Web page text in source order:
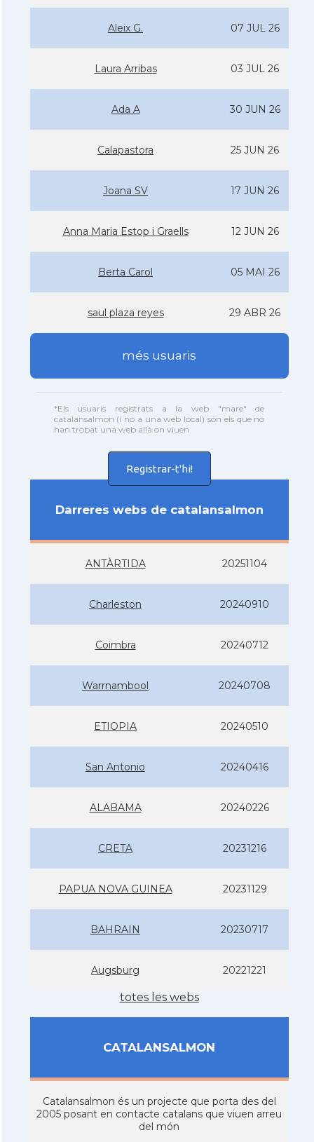
Aleix G. 07 JUL 26
Laura Arribas 03 JUL 26
Ada A 30 JUN 26
Calapastora 25 JUN 26
Joana SV 17 JUN 26
Anna Maria Estop i Graells 12 JUN 26
Berta Carol 05 MAI 26
saul plaza reyes 29 ABR 26
més usuaris
*Els usuaris registrats a la web "mare" de
catalansalmon (i no a una web local) són els que no
han trobat una web allà on viuen
Registrar-t'hi!
Darreres webs de catalansalmon
ANTÀRTIDA 20251104
Charleston 20240910
Coimbra 20240712
Warrnambool 20240708
ETIOPIA 20240510
San Antonio 20240416
ALABAMA 20240226
CRETA 20231216
PAPUA NOVA GUINEA 20231129
BAHRAIN 20230717
Augsburg 20221221
totes les webs
CATALANSALMON
Catalansalmon és un projecte que porta des del
2005 posant en contacte catalans que viuen arreu
del món